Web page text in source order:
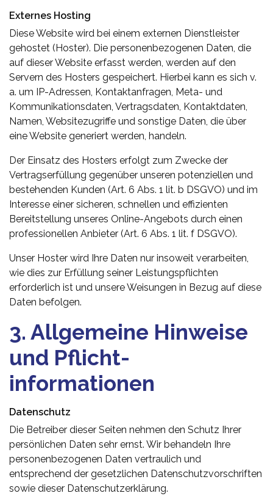
Externes Hosting
Diese Website wird bei einem externen Dienstleister
gehostet (Hoster). Die personenbezogenen Daten, die
auf dieser Website erfasst werden, werden auf den
Servern des Hosters gespeichert. Hierbei kann es sich v.
a. um IP-Adressen, Kontaktanfragen, Meta- und
Kommunikationsdaten, Vertragsdaten, Kontaktdaten,
Namen, Websitezugriffe und sonstige Daten, die über
eine Website generiert werden, handeln.
Der Einsatz des Hosters erfolgt zum Zwecke der
Vertragserfüllung gegenüber unseren potenziellen und
bestehenden Kunden (Art. 6 Abs. 1 lit. b DSGVO) und im
Interesse einer sicheren, schnellen und effizienten
Bereitstellung unseres Online-Angebots durch einen
professionellen Anbieter (Art. 6 Abs. 1 lit. f DSGVO).
Unser Hoster wird Ihre Daten nur insoweit verarbeiten,
wie dies zur Erfüllung seiner Leistungspflichten
erforderlich ist und unsere Weisungen in Bezug auf diese
Daten befolgen.
3. Allgemeine Hinweise
und Pflicht­
informationen
Datenschutz
Die Betreiber dieser Seiten nehmen den Schutz Ihrer
persönlichen Daten sehr ernst. Wir behandeln Ihre
personenbezogenen Daten vertraulich und
entsprechend der gesetzlichen Datenschutzvorschriften
sowie dieser Datenschutzerklärung.